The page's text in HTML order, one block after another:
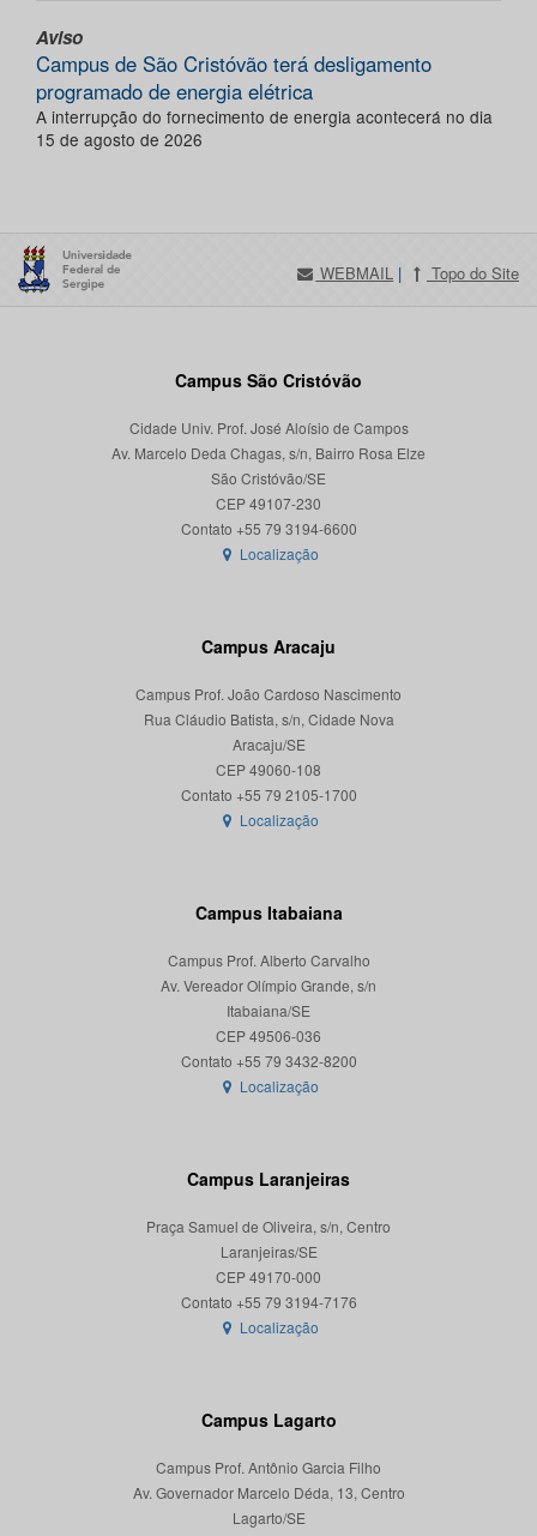
Aviso
Campus de São Cristóvão terá desligamento
programado de energia elétrica
A interrupção do fornecimento de energia acontecerá no dia
15 de agosto de 2026
WEBMAIL | Topo do Site
Campus São Cristóvão
Cidade Univ. Prof. José Aloísio de Campos
Av. Marcelo Deda Chagas, s/n, Bairro Rosa Elze
São Cristóvão/SE
CEP 49107-230
Localização
Campus Aracaju
Campus Prof. João Cardoso Nascimento
Rua Cláudio Batista, s/n, Cidade Nova
Aracaju/SE
CEP 49060-108
Localização
Campus Itabaiana
Campus Prof. Alberto Carvalho
Av. Vereador Olímpio Grande, s/n
Itabaiana/SE
CEP 49506-036
Localização
Campus Laranjeiras
Praça Samuel de Oliveira, s/n, Centro
Laranjeiras/SE
CEP 49170-000
Localização
Campus Lagarto
Campus Prof. Antônio Garcia Filho
Av. Governador Marcelo Déda, 13, Centro
Lagarto/SE